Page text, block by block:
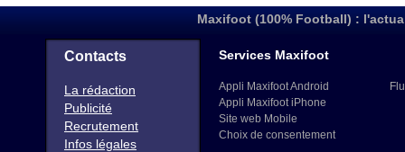
Maxifoot (100% Football) :
Contacts
La rédaction
Publicité
Recrutement
Infos légales
Services Maxifoot
Appli Maxifoot Android
Appli Maxifoot iPhone
Site web Mobile
Choix de consentement